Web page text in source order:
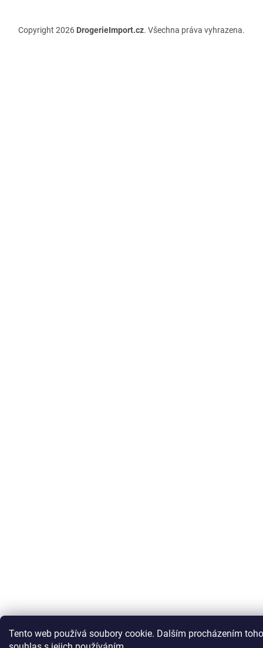
Tento web používá soubory cookie. Dalším procházením
Copyright 2026 DrogerieImport.cz. Všechna práva vyhrazena.